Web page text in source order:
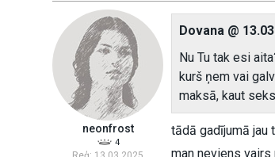
neonfrost
4
Dovana @
Nu Tu tak esi
kurš ņem vai
maksā, kaut
tādā gadījumā jau
man neviens